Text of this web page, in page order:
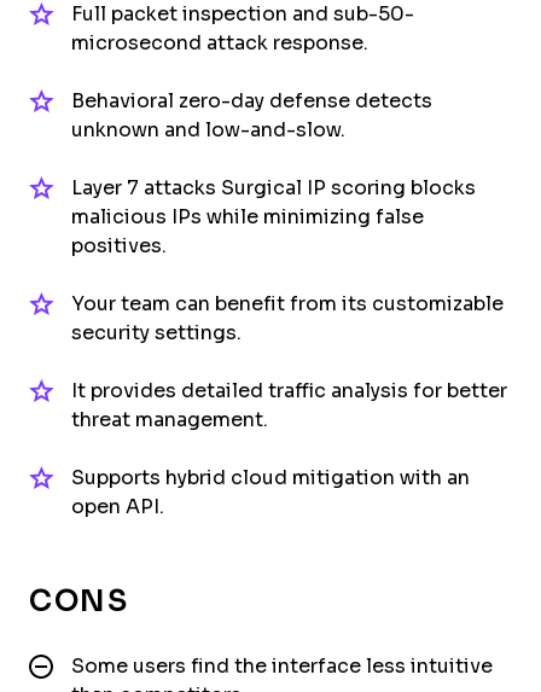
Full packet inspection and sub-50-
microsecond attack response.
Behavioral zero-day defense detects
unknown and low-and-slow.
Layer 7 attacks Surgical IP scoring blocks
malicious IPs while minimizing false
positives.
Your team can benefit from its customizable
security settings.
It provides detailed traffic analysis for better
threat management.
Supports hybrid cloud mitigation with an
open API.
CONS
Some users find the interface less intuitive